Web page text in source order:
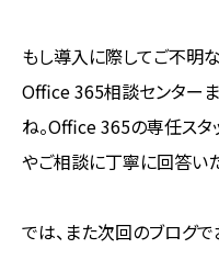
もし導入に際してご不明
Office 365相談センター
ね。Office 365の専任ス
やご相談に丁寧に回答い
では、また次回のブログで